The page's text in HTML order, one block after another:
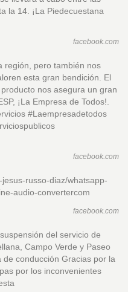
la 14. ¡La Piedecuestana
facebook.com
región, pero también nos
esta gran bendición. El
nos asegura un gran
¡La Empresa de Todos!.
#Laempresadetodos
facebook.com
russo-diaz/whatsapp-
audio-convertercom
facebook.com
del servicio de
Campo Verde y Paseo
conducción Gracias por la
por los inconvenientes